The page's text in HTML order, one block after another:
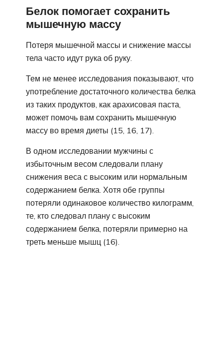
Белок помогает сохранить
мышечную массу
Потеря мышечной массы и снижение массы
тела часто идут рука об руку.
Тем не менее исследования показывают, что
употребление достаточного количества белка
из таких продуктов, как арахисовая паста,
может помочь вам сохранить мышечную
массу во время диеты (15, 16, 17).
В одном исследовании мужчины с
избыточным весом следовали плану
снижения веса с высоким или нормальным
содержанием белка. Хотя обе группы
потеряли одинаковое количество килограмм,
те, кто следовал плану с высоким
содержанием белка, потеряли примерно на
треть меньше мышц (16).